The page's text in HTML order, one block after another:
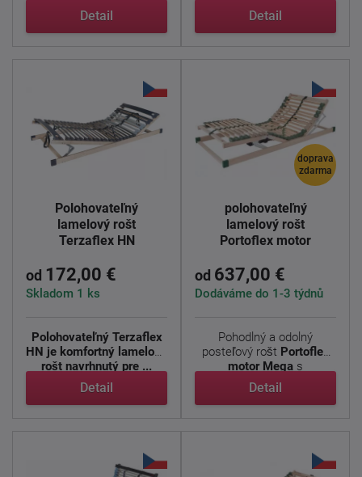
Detail Detail
Polohovateľný
lamelový rošt
Terzaflex HN
od 172,00 €
Skladom 1 ks
Polohovateľný Terzaflex
HN je komfortný lamelový
rošt navrhnutý pre ...
Detail
doprava
zdarma
polohovateľný
lamelový rošt
Portoflex motor
od 637,00 €
Dodáváme do 1-3 týdnů
Pohodlný a odolný
posteľový rošt Portoflex
motor Mega s
nadštandardnou ...
Detail